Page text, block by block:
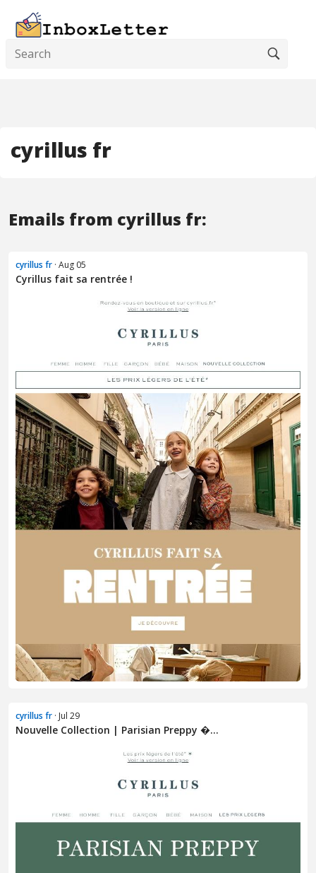
cyrillus fr
Emails from cyrillus fr:
cyrillus fr · Aug 05
Cyrillus fait sa rentrée !
cyrillus fr · Jul 29
Nouvelle Collection | Parisian Preppy �...